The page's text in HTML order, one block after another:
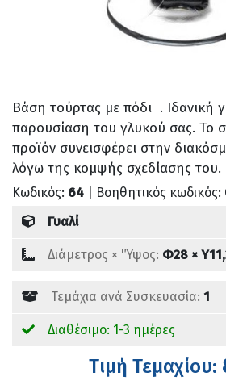
Βάση τούρτας με πόδι . Ιδανική
παρουσίαση του γλυκού σας. Το
προϊόν συνεισφέρει στην
λόγω της κομψής σχεδίασης του.
Κωδικός: 64 | Βοηθητικός κωδικός:
Γυαλί
Διάμετρος × 'Ύψος: Φ28 ×
Τεμάχια ανά Συσκευασία: 1
Διαθέσιμο: 1-3 ημέρες
Tιμή Τεμαχίου: